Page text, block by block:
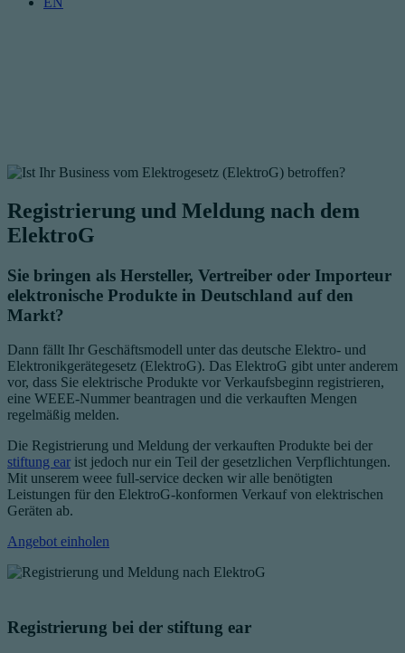
Registrierung und Meldung nach dem
ElektroG
Sie bringen als Hersteller, Vertreiber oder Importeur
elektronische Produkte in Deutschland auf den
Markt?
Dann fällt Ihr Geschäftsmodell unter das deutsche Elektro- und
Elektronikgerätegesetz (ElektroG). Das ElektroG gibt unter anderem
vor, dass Sie elektrische Produkte vor Verkaufsbeginn registrieren,
eine WEEE-Nummer beantragen und die verkauften Mengen
regelmäßig melden.
Die Registrierung und Meldung der verkauften Produkte bei der
stiftung ear ist jedoch nur ein Teil der gesetzlichen Verpflichtungen.
Mit unserem weee full-service decken wir alle benötigten
Leistungen für den ElektroG-konformen Verkauf von elektrischen
Geräten ab.
Angebot einholen
Registrierung bei der stiftung ear